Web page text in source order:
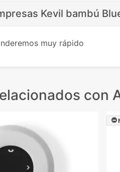
Kevil bambú
muy rápido
con